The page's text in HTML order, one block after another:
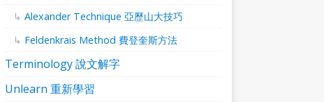
Alexander Technique 亞歷山大技巧
Feldenkrais Method 費登奎斯方法
Terminology 說文解字
Unlearn 重新學習